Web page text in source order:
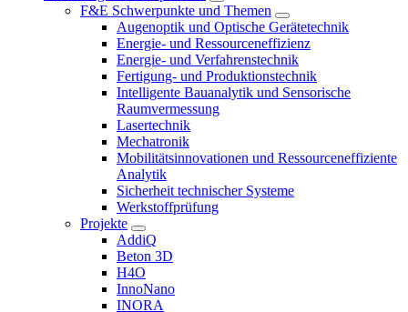
F&E Schwerpunkte und Themen
Augenoptik und Optische Gerätetechnik
Energie- und Ressourceneffizienz
Energie- und Verfahrenstechnik
Fertigung- und Produktionstechnik
Intelligente Bauanalytik und Sensorische
Raumvermessung
Lasertechnik
Mechatronik
Mobilitätsinnovationen und Ressourceneffiziente
Analytik
Sicherheit technischer Systeme
Werkstoffprüfung
Projekte
AddiQ
Beton 3D
H4O
InnoNano
INORA